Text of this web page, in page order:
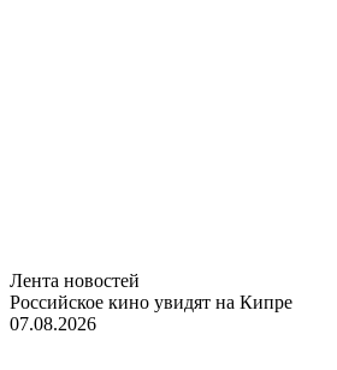
Лента новостей
Российское кино увидят на Кипре
07.08.2026